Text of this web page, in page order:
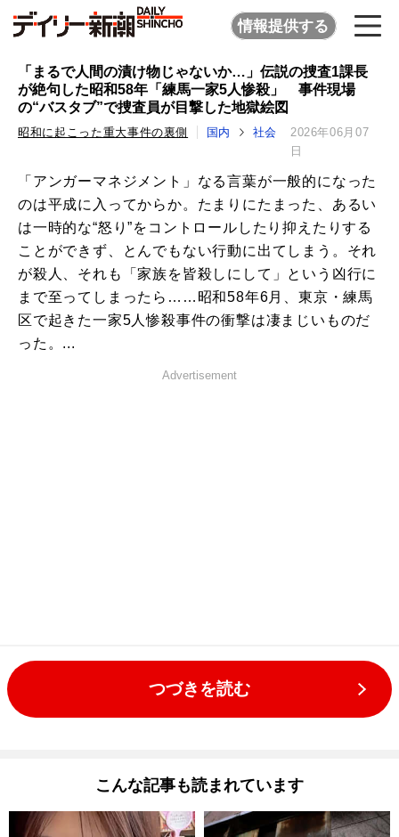
情報提供する
「まるで人間の漬け物じゃないか…」伝説の捜査1課長
が絶句した昭和58年「練馬一家5人惨殺」 事件現場
の“バスタブ”で捜査員が目撃した地獄絵図
昭和に起こった重大事件の裏側 国内 社会
2026年06月07
日
「アンガーマネジメント」なる言葉が一般的になった
のは平成に入ってからか。たまりにたまった、あるい
は一時的な“怒り”をコントロールしたり抑えたりする
ことができず、とんでもない行動に出てしまう。それ
が殺人、それも「家族を皆殺しにして」という凶行に
まで至ってしまったら……昭和58年6月、東京・練馬
区で起きた一家5人惨殺事件の衝撃は凄まじいものだ
った。...
Advertisement
つづきを読む
こんな記事も読まれています